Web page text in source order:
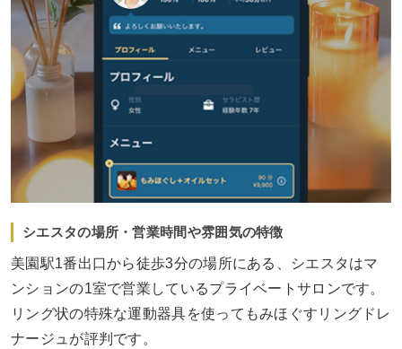
シエスタの場所・営業時間や雰囲気の特徴
美園駅1番出口から徒歩3分の場所にある、シエスタはマ
ンションの1室で営業しているプライベートサロンです。
リング状の特殊な運動器具を使ってもみほぐすリングドレ
ナージュが評判です。